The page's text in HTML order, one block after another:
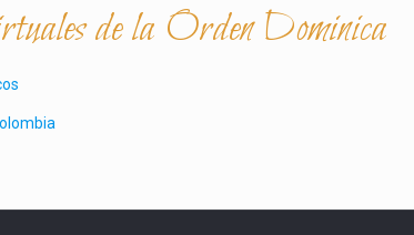
de la Orden Dominica